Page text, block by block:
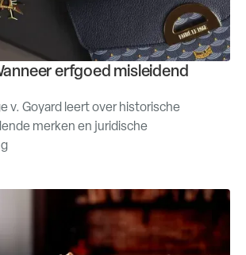
erfgoed misleidend
v. Goyard leert over historische
merken en juridische